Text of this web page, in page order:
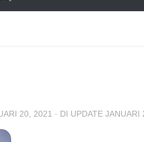
20, 2021 · DI UPDATE JANUARI